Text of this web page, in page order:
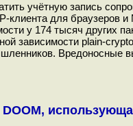
учётную запись
клиента для браузеров
у 174 тысяч других
зависимости plain-
Вредоносные